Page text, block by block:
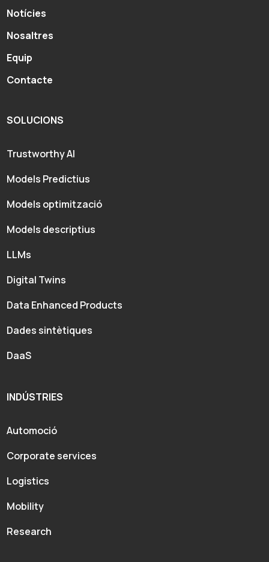
Notícies
Nosaltres
Equip
Contacte
SOLUCIONS
Trustworthy AI
Models Predictius
Models optimització
Models descriptius
LLMs
Digital Twins
Data Enhanced Products
Dades sintètiques
DaaS
INDÚSTRIES
Automoció
Corporate services
Logistics
Mobility
Research